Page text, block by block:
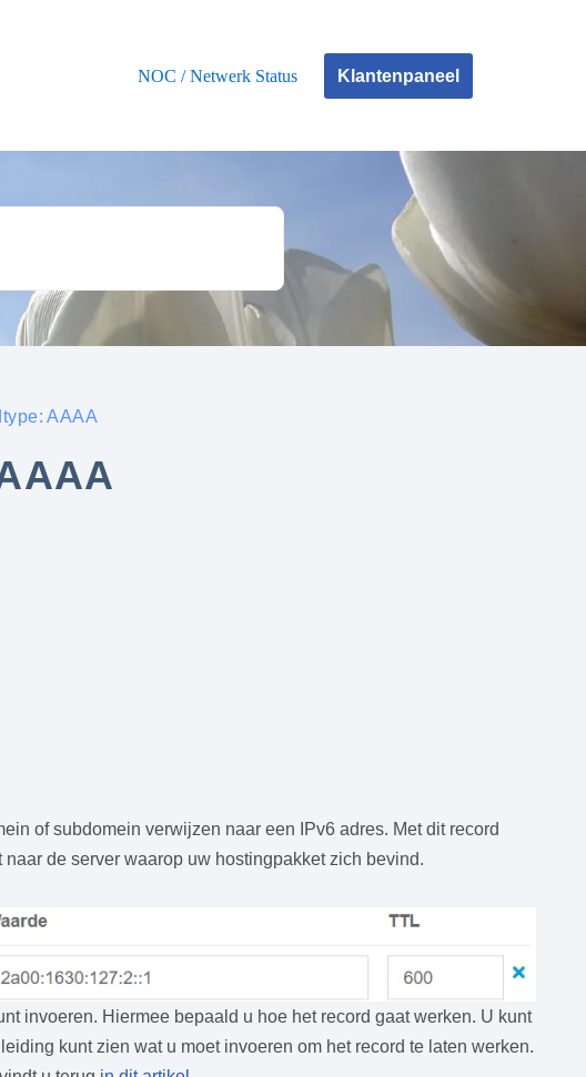
NOC / Netwerk Status Klantenpaneel
AAAA
of subdomein verwijzen naar een IPv6 adres. Met dit record
de server waarop uw hostingpakket zich bevind.
invoeren. Hiermee bepaald u hoe het record gaat werken. U kunt
kunt zien wat u moet invoeren om het record te laten werken.